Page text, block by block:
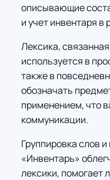
описывающие
и учет инвентаря
Лексика,
используется в
также в
обозначать
применением, что
коммуникации.
Группировка слов
«Инвентарь»
лексики, помогает